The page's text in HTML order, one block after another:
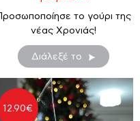
Προσωποποίησε το γούρι της
νέας Χρονιάς!
Διάλεξέ το
12.90€